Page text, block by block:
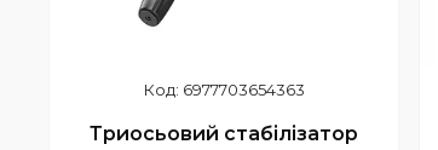
6977703654363
Триосьовий стабілізатор